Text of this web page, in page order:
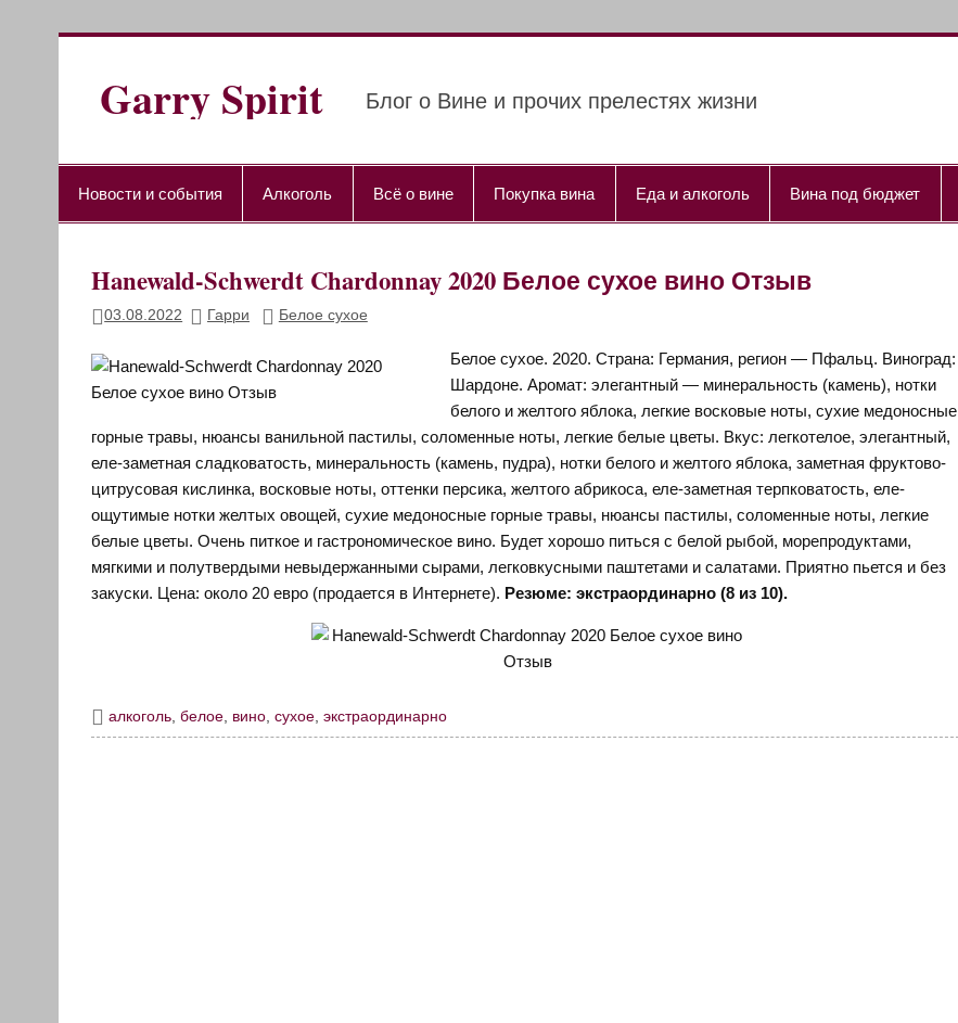
Перейти
Garry Spirit Блог о Вине и прочих прелестях жизни
Новости и события Алкоголь Всё о вине Покупка вина Еда и алкоголь Вина под бюджет
Hanewald-Schwerdt Chardonnay 2020 Белое сухое вино Отзыв
03.08.2022 Гарри Белое сухое
Белое сухое. 2020. Страна: Германия, регион — Пфальц. Виноград:
Шардоне. Аромат: элегантный — минеральность (камень), нотки
белого и желтого яблока, легкие восковые ноты, сухие медоносные
горные травы, нюансы ванильной пастилы, соломенные ноты, легкие белые цветы. Вкус: легкотелое, элегантный,
еле-заметная сладковатость, минеральность (камень, пудра), нотки белого и желтого яблока, заметная фруктово-
цитрусовая кислинка, восковые ноты, оттенки персика, желтого абрикоса, еле-заметная терпковатость, еле-
ощутимые нотки желтых овощей, сухие медоносные горные травы, нюансы пастилы, соломенные ноты, легкие
белые цветы. Очень питкое и гастрономическое вино. Будет хорошо питься с белой рыбой, морепродуктами,
мягкими и полутвердыми невыдержанными сырами, легковкусными паштетами и салатами. Приятно пьется и без
закуски. Цена: около 20 евро (продается в Интернете). Резюме: экстраординарно (8 из 10).
алкоголь,белое, вино,сухое,экстраординарно